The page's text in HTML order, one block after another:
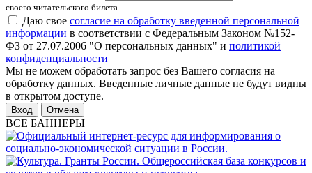
своего читательского билета.
Даю свое согласие на обработку введенной персональной
информации в соответствии с Федеральным Законом №152-
ФЗ от 27.07.2006 "О персональных данных" и политикой
конфиденциальности
Мы не можем обработать запрос без Вашего согласия на
обработку данных. Введенные личные данные не будут видны
в открытом доступе.
Отмена
ВСЕ БАННЕРЫ